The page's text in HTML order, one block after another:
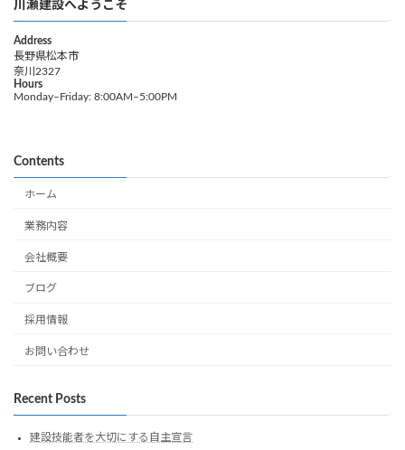
川瀬建設へようこそ
Address
長野県松本市
奈川2327
Hours
Monday–Friday: 8:00AM–5:00PM
Contents
ホーム
業務内容
会社概要
ブログ
採用情報
お問い合わせ
Recent Posts
建設技能者を大切にする自主宣言